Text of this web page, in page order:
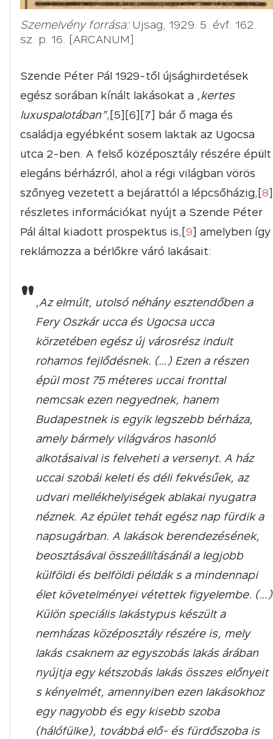
Szemelvény forrása:Ujsag, 1929. 5. évf. 162.
sz. p. 16. [ARCANUM]
Szende Péter Pál 1929-től újsághirdetések
egész sorában kínált lakásokat a „kertes
luxuspalotában”,[5][6][7] bár ő maga és
családja egyébként sosem laktak az Ugocsa
utca 2-ben. A felső középosztály részére épült
elegáns bérházról, ahol a régi világban vörös
szőnyeg vezetett a bejárattól a lépcsőházig,[8]
részletes információkat nyújt a Szende Péter
Pál által kiadott prospektus is,[9] amelyben így
reklámozza a bérlőkre váró lakásait:
" „Az elmúlt, utolsó néhány esztendőben a
Fery Oszkár ucca és Ugocsa ucca
körzetében egész új városrész indult
rohamos fejlődésnek. (…) Ezen a részen
épül most 75 méteres uccai fronttal
nemcsak ezen negyednek, hanem
Budapestnek is egyik legszebb bérháza,
amely bármely világváros hasonló
alkotásaival is felveheti a versenyt. A ház
uccai szobái keleti és déli fekvésűek, az
udvari mellékhelyiségek ablakai nyugatra
néznek. Az épület tehát egész nap fürdik a
napsugárban. A lakások berendezésének,
beosztásával összeállításánál a legjobb
külföldi és belföldi példák s a mindennapi
élet követelményei vétettek figyelembe. (…)
Külön speciális lakástypus készült a
nemházas középosztály részére is, mely
lakás csaknem az egyszobás lakás árában
nyújtja egy kétszobás lakás összes előnyeit
s kényelmét, amennyiben ezen lakásokhoz
egy nagyobb és egy kisebb szoba
(hálófülke), továbbá elő- és fürdőszoba is